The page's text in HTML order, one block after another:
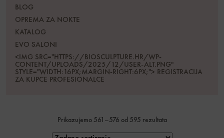
BLOG
OPREMA ZA NOKTE
KATALOG
EVO SALONI
<IMG SRC="HTTPS://BIOSCULPTURE.HR/WP-
CONTENT/UPLOADS/2025/12/USER-ALT.PNG"
STYLE="WIDTH:16PX;MARGIN-RIGHT:6PX;"> REGISTRACIJA
ZA KUPCE PROFESIONALCE
Prikazujemo 561–576 od 595 rezultata